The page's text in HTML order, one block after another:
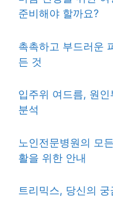
준비해야 할까요?
촉촉하고 부드러운
든 것
입주위 여드름, 원
분석
노인전문병원의 모
활을 위한 안내
트리믹스, 당신의